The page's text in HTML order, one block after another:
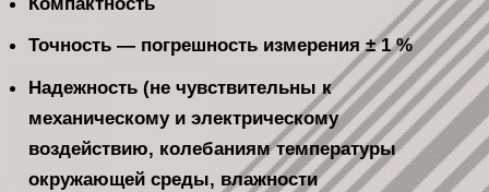
Точность — погрешность измерения ± 1 %
Надежность (не чувствительны к
механическому и электрическому
воздействию, колебаниям температуры
окружающей среды, влажности